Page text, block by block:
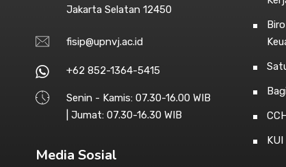
Jakarta Selatan 12450
fisip@upnvj.ac.id
+62 852-1364-5415
Senin - Kamis: 07.30-16.00 WIB
| Jumat: 07.30-16.30 WIB
Media Sosial
KUI